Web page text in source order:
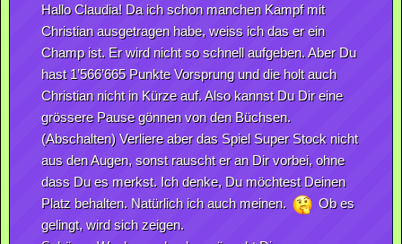
Hallo Claudia! Da ich schon manchen Kampf mit
Christian ausgetragen habe, weiss ich das er ein
Champ ist. Er wird nicht so schnell aufgeben. Aber Du
hast 1’566’665 Punkte Vorsprung und die holt auch
Christian nicht in Kürze auf. Also kannst Du Dir eine
grössere Pause gönnen von den Büchsen.
(Abschalten) Verliere aber das Spiel Super Stock nicht
aus den Augen, sonst rauscht er an Dir vorbei, ohne
dass Du es merkst. Ich denke, Du möchtest Deinen
Platz behalten. Natürlich ich auch meinen.
Ob es
gelingt, wird sich zeigen.